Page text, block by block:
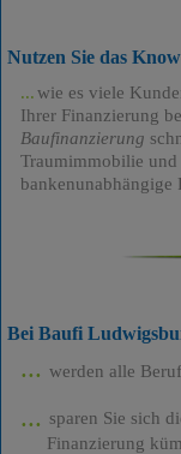
Nutzen Sie das
wie es viele
Ihrer Finanzierung
Baufinanzierung
Traumimmobilie
bankenunabhängige
Bei Baufi
werden alle
sparen Sie sich
Finanzierung